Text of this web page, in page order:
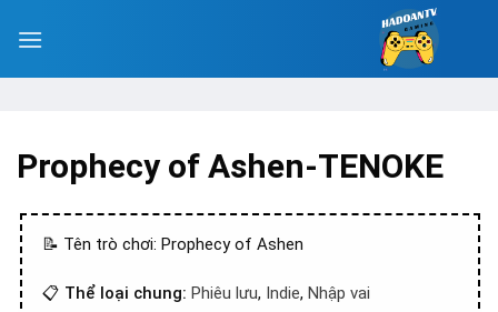
Prophecy of Ashen-TENOKE
📝 Tên trò chơi: Prophecy of Ashen
📋 Thể loại chung: Phiêu lưu, Indie, Nhập vai